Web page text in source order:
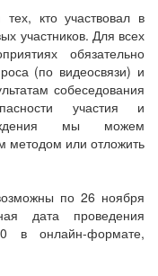
кто участвовал в
участников. Для всех
обязательно
(по видеосвязи) и
собеседования
участия и
мы можем
методом или отложить
по 26 ноября
дата проведения
в онлайн-формате,